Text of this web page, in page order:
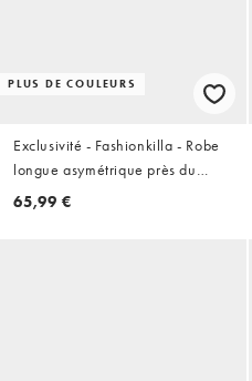
PLUS DE COULEURS
Exclusivité - Fashionkilla - Robe
longue asymétrique près du
corps en tissu double épaisseur
65,99 €